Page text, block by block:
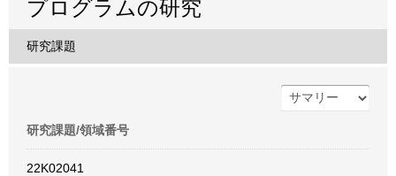
プログラムの研究
研究課題
研究課題/領域番号
22K02041